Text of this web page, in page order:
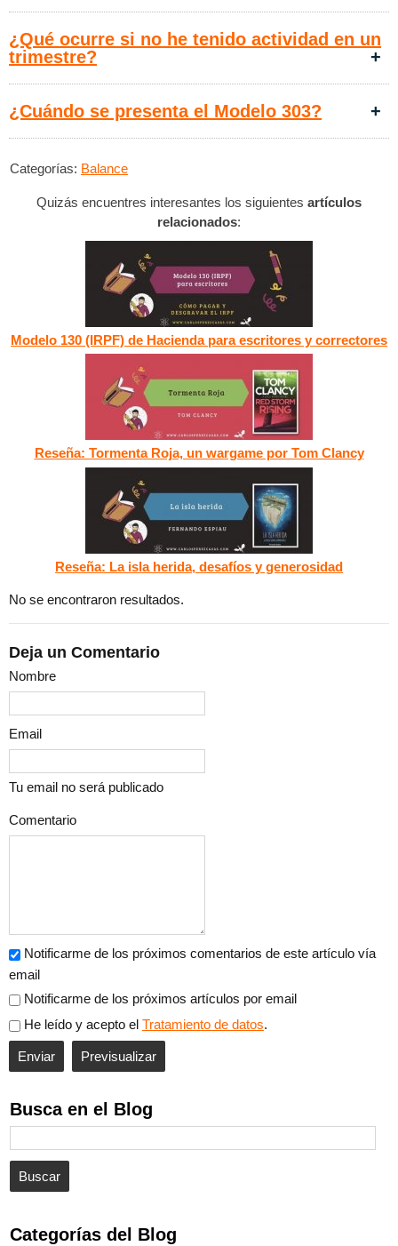
Busca en el Blog
Categorías del Blog
¿Qué ocurre si no he tenido actividad en un
trimestre?
¿Cuándo se presenta el Modelo 303?
Categorías: Balance
Quizás encuentres interesantes los siguientes artículos
relacionados:
Modelo 130 (IRPF) de Hacienda para escritores y correctores
Reseña: Tormenta Roja, un wargame por Tom Clancy
Reseña: La isla herida, desafíos y generosidad
No se encontraron resultados.
Deja un Comentario
Nombre
Email
Tu email no será publicado
Comentario
Notificarme de los próximos comentarios de este artículo vía
email
Notificarme de los próximos artículos por email
He leído y acepto el Tratamiento de datos.